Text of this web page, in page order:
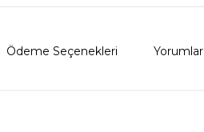
Ödeme Seçenekleri Yorumlar